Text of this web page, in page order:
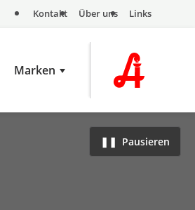
Kontakt Über uns Links
Marken
❚❚ Pausieren